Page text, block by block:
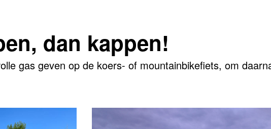
dan kappen!
gas geven op de koers- of mountainbikefiets, om